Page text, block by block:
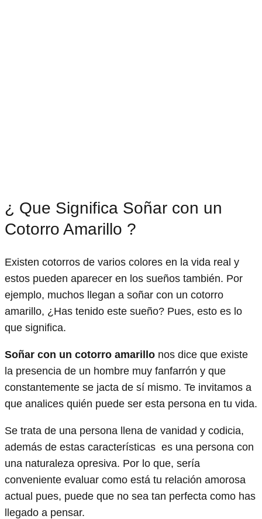
¿ Que Significa Soñar con un
Cotorro Amarillo ?
Existen cotorros de varios colores en la vida real y
estos pueden aparecer en los sueños también. Por
ejemplo, muchos llegan a soñar con un cotorro
amarillo, ¿Has tenido este sueño? Pues, esto es lo
que significa.
Soñar con un cotorro amarillo nos dice que existe
la presencia de un hombre muy fanfarrón y que
constantemente se jacta de sí mismo. Te invitamos a
que analices quién puede ser esta persona en tu vida.
Se trata de una persona llena de vanidad y codicia,
además de estas características es una persona con
una naturaleza opresiva. Por lo que, sería
conveniente evaluar como está tu relación amorosa
actual pues, puede que no sea tan perfecta como has
llegado a pensar.